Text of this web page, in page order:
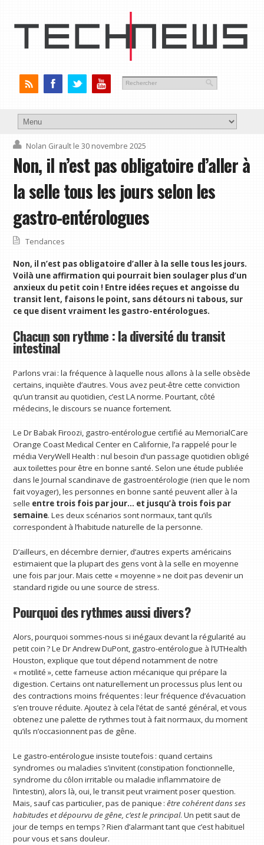
Nolan Girault le 30 novembre 2025
Non, il n’est pas obligatoire d’aller à
la selle tous les jours selon les
gastro-entérologues
Tendances
Non, il n’est pas obligatoire d’aller à la selle tous les jours.
Voilà une affirmation qui pourrait bien soulager plus d’un
anxieux du petit coin ! Entre idées reçues et angoisse du
transit lent, faisons le point, sans détours ni tabous, sur
ce que disent vraiment les gastro-entérologues.
Chacun son rythme : la diversité du transit
intestinal
Parlons vrai : la fréquence à laquelle nous allons à la selle obsède
certains, inquiète d’autres. Vous avez peut-être cette conviction
qu’un transit au quotidien, c’est LA norme. Pourtant, côté
médecins, le discours se nuance fortement.
Le Dr Babak Firoozi, gastro-entérologue certifié au MemorialCare
Orange Coast Medical Center en Californie, l’a rappelé pour le
média VeryWell Health : nul besoin d’un passage quotidien obligé
aux toilettes pour être en bonne santé. Selon une étude publiée
dans le Journal scandinave de gastroentérologie (rien que le nom
fait voyager), les personnes en bonne santé peuvent aller à la
selle entre trois fois par jour… et jusqu’à trois fois par
semaine. Les deux scénarios sont normaux, tant qu’ils
correspondent à l’habitude naturelle de la personne.
D’ailleurs, en décembre dernier, d’autres experts américains
estimaient que la plupart des gens vont à la selle en moyenne
une fois par jour. Mais cette « moyenne » ne doit pas devenir un
standard rigide ou une source de stress.
Pourquoi des rythmes aussi divers ?
Alors, pourquoi sommes-nous si inégaux devant la régularité au
petit coin ? Le Dr Andrew DuPont, gastro-entérologue à l’UTHealth
Houston, explique que tout dépend notamment de notre
« motilité », cette fameuse action mécanique qui prépare la
digestion. Certains ont naturellement un processus plus lent ou
des contractions moins fréquentes : leur fréquence d’évacuation
s’en trouve réduite. Ajoutez à cela l’état de santé général, et vous
obtenez une palette de rythmes tout à fait normaux, du moment
qu’ils n’occasionnent pas de gêne.
Le gastro-entérologue insiste toutefois : quand certains
syndromes ou maladies s’invitent (constipation fonctionnelle,
syndrome du côlon irritable ou maladie inflammatoire de
l’intestin), alors là, oui, le transit peut vraiment poser question.
Mais, sauf cas particulier, pas de panique :être cohérent dans ses
habitudes et dépourvu de gêne, c’est le principal. Un petit saut de
jour de temps en temps ? Rien d’alarmant tant que c’est habituel
pour vous et sans douleur.